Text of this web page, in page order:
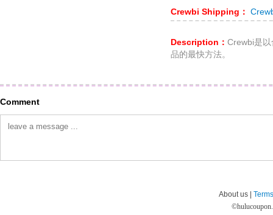
Crewbi Shipping：
Description： Crewbi是
品的最快方法。
Comment
About us |
©